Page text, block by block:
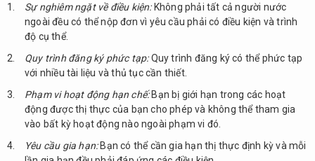
Sự nghiêm ngặt về điều kiện:Không phải tất cả người nước
ngoài đều có thể nộp đơn vì yêu cầu phải có điều kiện và trình
độ cụ thể.
Quy trình đăng ký phức tạp:Quy trình đăng ký có thể phức tạp
với nhiều tài liệu và thủ tục cần thiết.
Phạm vi hoạt động hạn chế:Bạn bị giới hạn trong các hoạt
động được thị thực của bạn cho phép và không thể tham gia
vào bất kỳ hoạt động nào ngoài phạm vi đó.
Yêu cầu gia hạn:Bạn có thể cần gia hạn thị thực định kỳ và mỗi